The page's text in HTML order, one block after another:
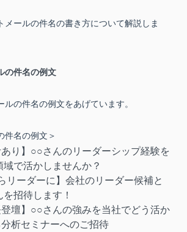
メールの件名の書き方について解説しま
の件名の例文
の件名の例文をあげています。
件名の例文＞
あり】○○さんのリーダーシップ経験を
で活かしませんか？
リーダーに】会社のリーダー候補と
招待します！
登壇】○○さんの強みを当社でどう活か
析セミナーへのご招待